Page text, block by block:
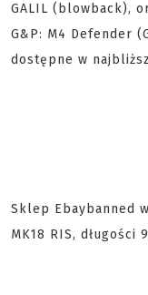
GALIL (blowback),
G&P: M4 Defender
dostępne w
Sklep Ebaybanned
MK18 RIS, długości